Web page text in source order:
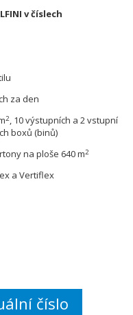
v číslech
za den
2, 10 výstupních a 2 vstupní
boxů (binů)
na ploše 640 m2
a Vertiflex
číslo